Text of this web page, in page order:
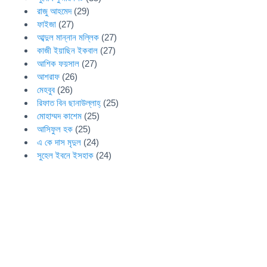
রাজু আহমেদ(29)
ফাইজা (27)
আব্দুল মান্নান মল্লিক (27)
কাজী ইয়াছিন ইকবাল (27)
আশিক ফয়সাল (27)
আশরাফ (26)
মেহবুব (26)
রিফাত বিন ছানাউল্লাহ্ (25)
মোহাম্মদ কাশেম (25)
আসিফুল হক (25)
এ কে দাস মৃদুল (24)
সুহেল ইবনে ইসহাক (24)